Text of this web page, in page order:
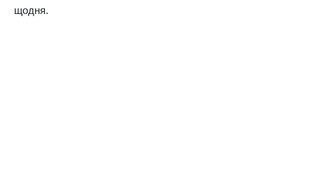
щодня.